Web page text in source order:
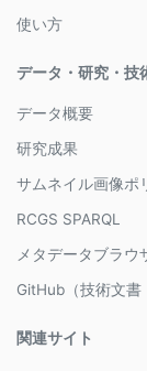
使い方
データ・研究・技
データ概要
研究成果
サムネイル画像ポ
RCGS SPARQL
メタデータブラウ
GitHub（技術文
関連サイト